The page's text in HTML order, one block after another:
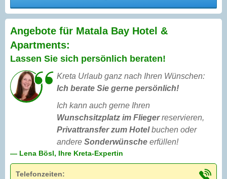
Angebote für Matala Bay Hotel &
Apartments:
Lassen Sie sich persönlich beraten!
Kreta Urlaub ganz nach Ihren Wünschen:
Ich berate Sie gerne persönlich!
Ich kann auch gerne Ihren
Wunschsitzplatz im Fliegerreservieren,
Privattransfer zum Hotelbuchen oder
andere Sonderwünsche erfüllen!
— Lena Bösl, Ihre Kreta-Expertin
Telefonzeiten: